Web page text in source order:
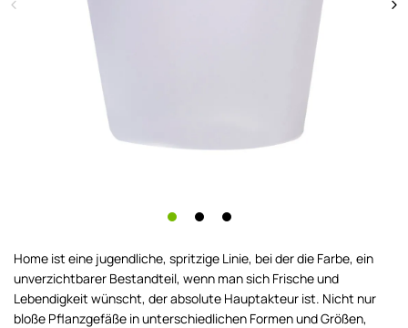
Home ist eine jugendliche, spritzige Linie, bei der die Farbe, ein
unverzichtbarer Bestandteil, wenn man sich Frische und
Lebendigkeit wünscht, der absolute Hauptakteur ist. Nicht nur
bloße Pflanzgefäße in unterschiedlichen Formen und Größen,